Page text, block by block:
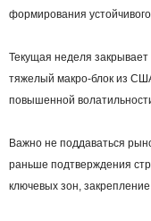
формирования
Текущая неделя
тяжелый макро-блок из
повышенной
Важно не поддаваться
раньше подтверждения
ключевых зон,